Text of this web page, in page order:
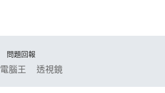
問題回報
電腦王 透視鏡